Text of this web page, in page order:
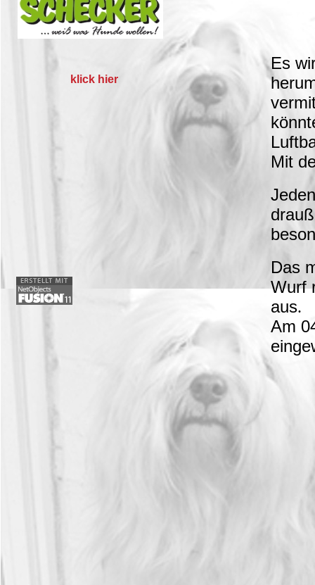
klick hier
Es
Mit
Das
Wurf
aus.
Am